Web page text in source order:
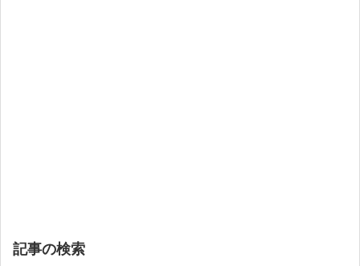
記事の検索